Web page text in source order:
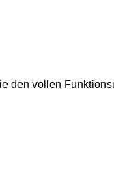
den vollen